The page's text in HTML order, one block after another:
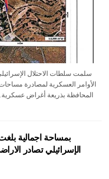
سلمت سلطات الاحتلال
الأوامر العسكرية لمصادرة
المحافظة بذريعة أغراض عسكرية.
الإسرائيلي تصادر